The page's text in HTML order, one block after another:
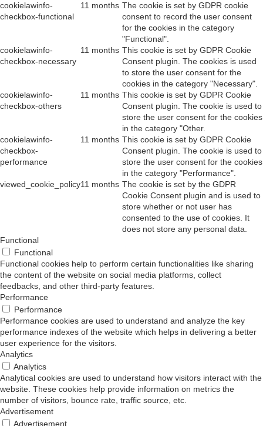
cookielawinfo-
checkbox-functional
11 months The cookie is set by GDPR cookie
consent to record the user consent
for the cookies in the category
"Functional".
cookielawinfo-
checkbox-necessary
11 months This cookie is set by GDPR Cookie
Consent plugin. The cookies is used
to store the user consent for the
cookies in the category "Necessary".
cookielawinfo-
checkbox-others
11 months This cookie is set by GDPR Cookie
Consent plugin. The cookie is used to
store the user consent for the cookies
in the category "Other.
cookielawinfo-
checkbox-
performance
11 months This cookie is set by GDPR Cookie
Consent plugin. The cookie is used to
store the user consent for the cookies
in the category "Performance".
viewed_cookie_policy11 months The cookie is set by the GDPR
Cookie Consent plugin and is used to
store whether or not user has
consented to the use of cookies. It
does not store any personal data.
Functional
Functional
Functional cookies help to perform certain functionalities like sharing
the content of the website on social media platforms, collect
feedbacks, and other third-party features.
Performance
Performance
Performance cookies are used to understand and analyze the key
performance indexes of the website which helps in delivering a better
user experience for the visitors.
Analytics
Analytics
Analytical cookies are used to understand how visitors interact with the
website. These cookies help provide information on metrics the
number of visitors, bounce rate, traffic source, etc.
Advertisement
Advertisement